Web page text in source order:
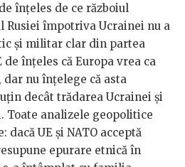
înțeles de ce războiul
Rusiei împotriva Ucrainei nu a
și militar clar din partea
de înțeles că Europa vrea ca
dar nu înțelege că asta
decât trădarea Ucrainei și
Toate analizele geopolitice
dacă UE și NATO acceptă
epurare etnică în